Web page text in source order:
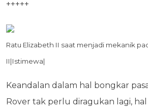
+++++
Ratu Elizabeth II saat menjadi mekanik
II|Istimewa|
Keandalan dalam hal bongkar
Rover tak perlu diragukan lagi,